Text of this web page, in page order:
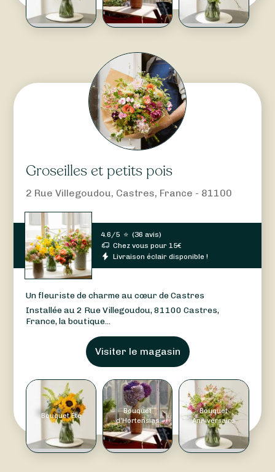
Groseilles et petits pois
2 Rue Villegoudou, Castres, France - 81100
4.6/5 ⭐ (36 avis)
Chez vous pour15€
Livraison éclair disponible !
Un fleuriste de charme au cœur de Castres
Installée au 2 Rue Villegoudou, 81100 Castres,
France, la boutique...
Visiter le magasin
Bouquet Été
Bouquet
d'Hortensias
Bouquet
Anniversaire